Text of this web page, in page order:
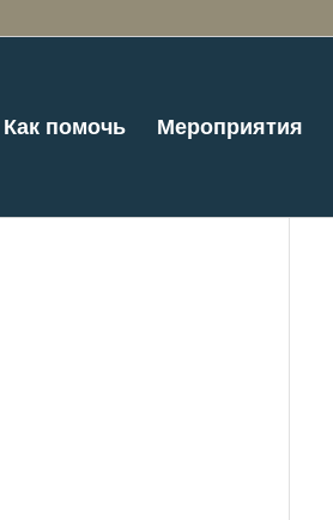
Как помочь Мероприятия